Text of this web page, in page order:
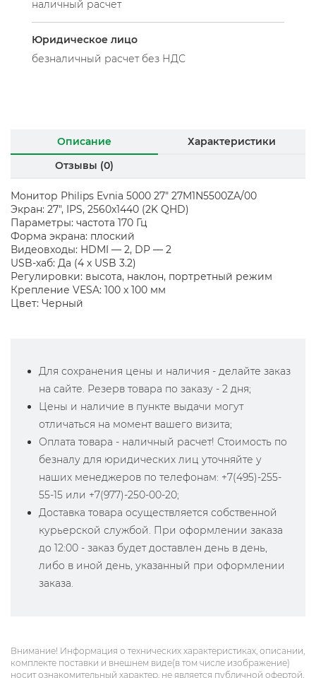
наличный расчет
Юридическое лицо
безналичный расчет без НДС
Описание
Характеристики
Отзывы (0)
Монитор Philips Evnia 5000 27" 27M1N5500ZA/00
Экран: 27", IPS, 2560x1440 (2K QHD)
Параметры: частота 170 Гц
Форма экрана: плоский
Видеовходы: HDMI — 2, DP — 2
USB-хаб: Да (4 x USB 3.2)
Регулировки: высота, наклон, портретный режим
Крепление VESA: 100 x 100 мм
Цвет: Черный
Для сохранения цены и наличия - делайте заказ
на сайте. Резерв товара по заказу - 2 дня;
Цены и наличие в пункте выдачи могут
отличаться на момент вашего визита;
Оплата товара - наличный расчет! Стоимость по
безналу для юридических лиц уточняйте у
наших менеджеров по телефонам: +7(495)-255-
55-15 или +7(977)-250-00-20;
Доставка товара осуществляется собственной
курьерской службой. При оформлении заказа
до 12:00 - заказ будет доставлен день в день,
либо в иной день, указанный при оформлении
заказа.
Внимание! Информация о технических характеристиках, описании,
комплекте поставки и внешнем виде(в том числе изображение)
носит ознакомительный характер, не является публичной офертой,